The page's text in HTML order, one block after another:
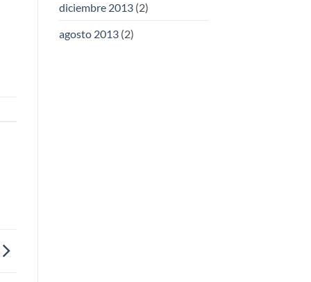
diciembre 2013(2)
agosto 2013(2)